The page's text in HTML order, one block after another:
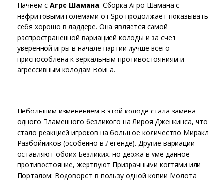
Начнем с Агро Шамана. Сборка Агро Шамана с
нефритовыми големами от Spo продолжает показывать
себя хорошо в ладдере. Она является самой
распространенной вариацией колоды и за счет
уверенной игры в начале партии лучше всего
приспособлена к зеркальным противостояниям и
агрессивным колодам Воина.
Небольшим изменением в этой колоде стала замена
одного Пламенного безликого на Лироя Дженкинса, что
стало реакцией игроков на большое количество Миракл
Разбойников (особенно в Легенде). Другие вариации
оставляют обоих Безликих, но держа в уме данное
противостояние, жертвуют Призрачными когтями или
Порталом: Водоворот в пользу одной копии Молота